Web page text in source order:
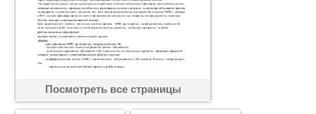
Посмотреть все страницы